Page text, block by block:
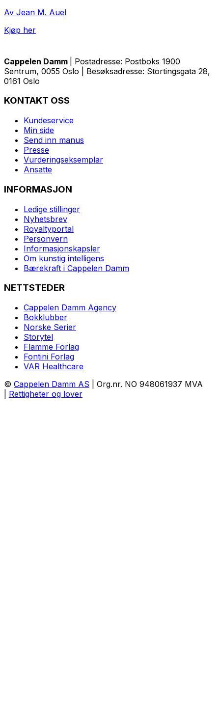
Av Jean M. Auel
Kjøp her
Cappelen Damm
| Postadresse: Postboks 1900
Sentrum, 0055 Oslo | Besøksadresse: Stortingsgata 28,
0161 Oslo
KONTAKT OSS
Kundeservice
Min side
Send inn manus
Presse
Vurderingseksemplar
Ansatte
INFORMASJON
Ledige stillinger
Nyhetsbrev
Royaltyportal
Personvern
Informasjonskapsler
Om kunstig intelligens
Bærekraft i Cappelen Damm
NETTSTEDER
Cappelen Damm Agency
Bokklubber
Norske Serier
Storytel
Flamme Forlag
Fontini Forlag
VAR Healthcare
© Cappelen Damm AS | Org.nr. NO 948061937 MVA
Rettigheter og lover